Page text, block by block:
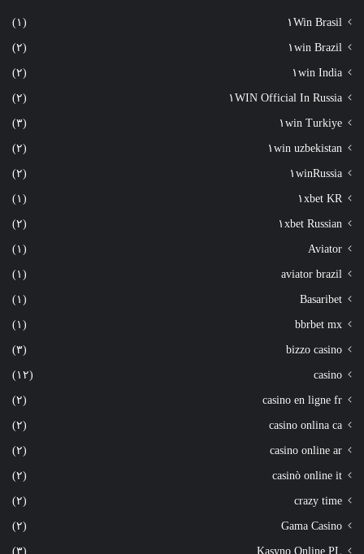
١Win Brasil (١)
١win Brazil (٢)
١win India (٢)
١WIN Official In Russia (٢)
١win Turkiye (٣)
١win uzbekistan (٢)
١winRussia (٢)
١xbet KR (١)
١xbet Russian (٢)
Aviator (١)
aviator brazil (١)
Basaribet (١)
bbrbet mx (١)
bizzo casino (٣)
casino (١٢)
casino en ligne fr (٢)
casino onlina ca (٢)
casino online ar (٢)
casinò online it (٢)
crazy time (٢)
Gama Casino (٢)
Kasyno Online PL (٣)